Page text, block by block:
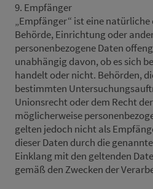
9. Empfänger
„Empfänger“ ist eine
Behörde, Einrichtung oder
personenbezogene Daten
unabhängig davon, ob es sich
handelt oder nicht. Behörden,
bestimmten
Unionsrecht oder dem Recht
möglicherweise
gelten jedoch nicht als
dieser Daten durch die
Einklang mit den geltenden
gemäß den Zwecken der